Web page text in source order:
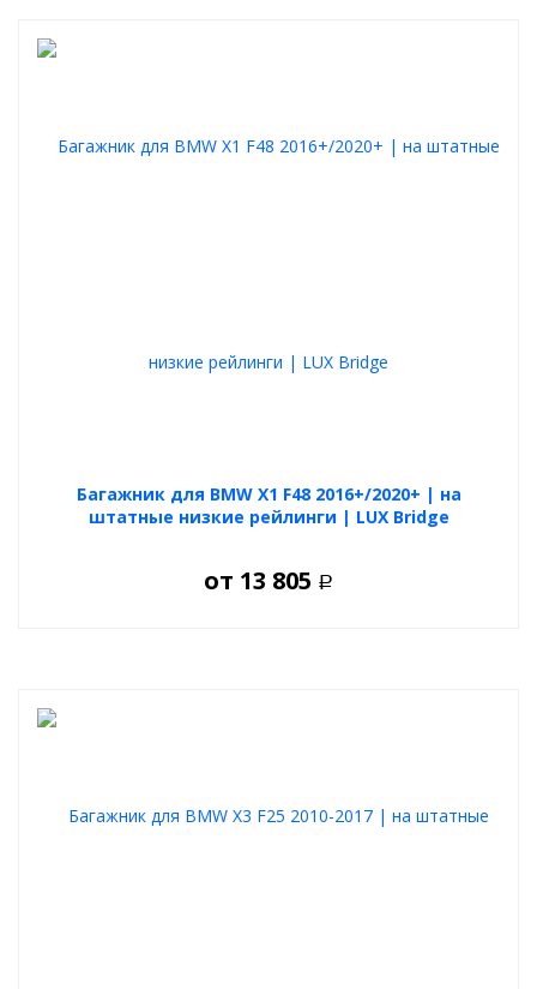
Багажник для BMW X1 F48 2016+/2020+ | на
штатные низкие рейлинги | LUX Bridge
от 13 805 Р